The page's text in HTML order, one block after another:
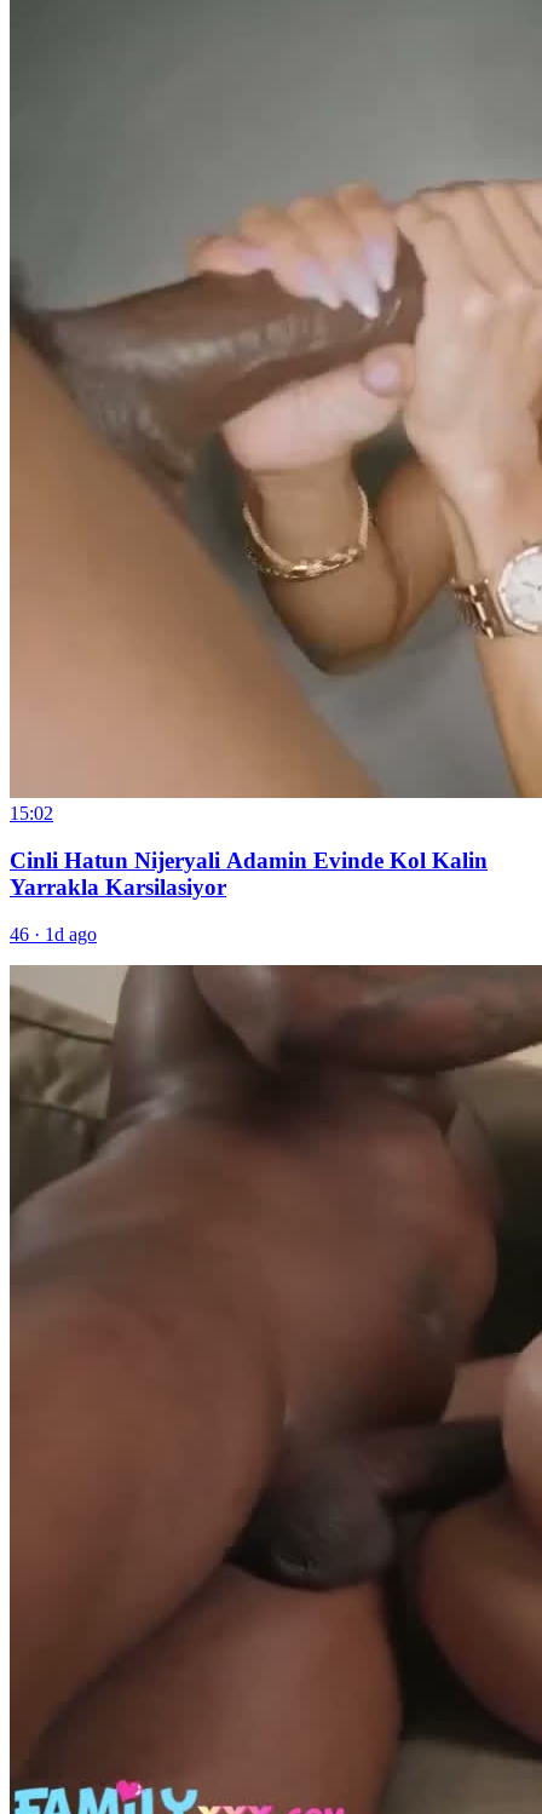
15:02
Cinli Hatun Nijeryali Adamin Evinde Kol Kalin
Yarrakla Karsilasiyor
46 · 1d ago